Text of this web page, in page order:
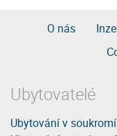
O nás
Ubytovatelé
Ubytování v